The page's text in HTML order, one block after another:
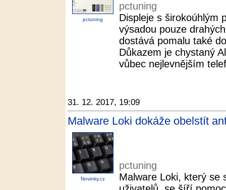
pctuning
pctuning
Displeje s širokoúhlým
výsadou pouze
dostává pomalu také
Důkazem je chystaný
vůbec nejlevnějším
31. 12. 2017, 19:09
Malware Loki dokáže obelstít
Novinky.cz
pctuning
Malware Loki, který se